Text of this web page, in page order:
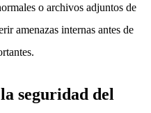
o archivos adjuntos de
amenazas internas antes de
seguridad del